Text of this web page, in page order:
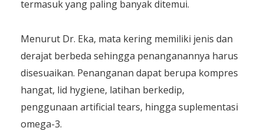
termasuk yang paling banyak ditemui.
Menurut Dr. Eka, mata kering memiliki jenis dan
derajat berbeda sehingga penanganannya harus
disesuaikan. Penanganan dapat berupa kompres
hangat, lid hygiene, latihan berkedip,
penggunaan artificial tears, hingga suplementasi
omega-3.